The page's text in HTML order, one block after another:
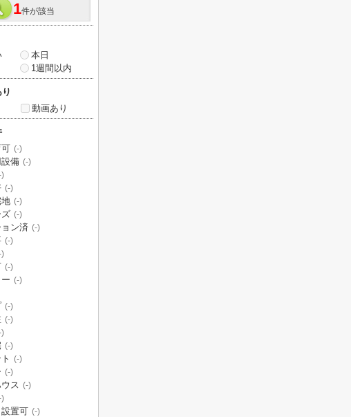
1件が該当
本日
1週間以内
動画あり
(-)
備 (-)
)
(-)
(-)
(-)
ン済 (-)
(-)
)
(-)
(-)
(-)
(-)
)
(-)
(-)
(-)
ス (-)
)
置可 (-)